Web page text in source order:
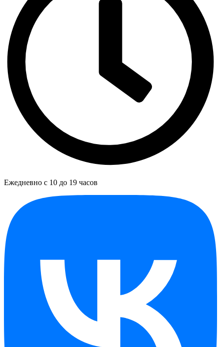
Ежедневно с 10 до 19 часов